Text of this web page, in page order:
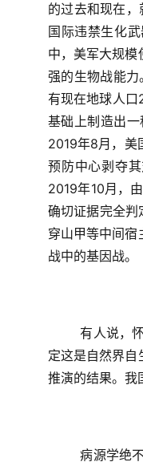
的过去和现在
国际违禁生化
中，美军大规
强的生物战能力
有现在地球人口
基础上制造出
2019年8月，美
预防中心剥夺
2019年10月，
确切证据完全判
穿山甲等中间
战中的基因战。
有人说，
定这是自然界
推演的结果。我
病源学绝